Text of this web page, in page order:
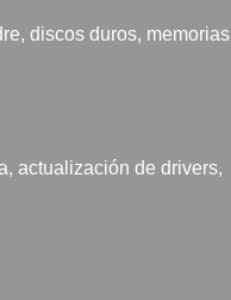
discos duros, memorias
actualización de drivers,